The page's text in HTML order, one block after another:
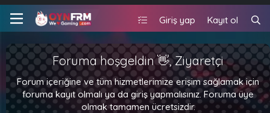
Giriş yap Kayıt ol
Foruma hoşgeldin 👋, Ziyaretçi
Forum içeriğine ve tüm hizmetlerimize erişim sağlamak için
foruma kayıt olmalı ya da giriş yapmalısınız. Foruma üye
olmak tamamen ücretsizdir.